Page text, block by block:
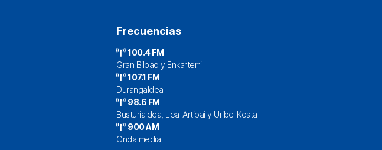
Frecuencias
100.4 FM
Gran Bilbao y Enkarterri
107.1 FM
Durangaldea
98.6 FM
Busturialdea, Lea-Artibai y Uribe-Kosta
900 AM
Onda media